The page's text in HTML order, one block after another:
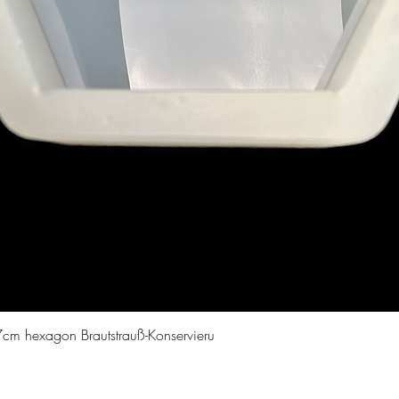
Quick View
hexagon Brautstrauß-Konservieru